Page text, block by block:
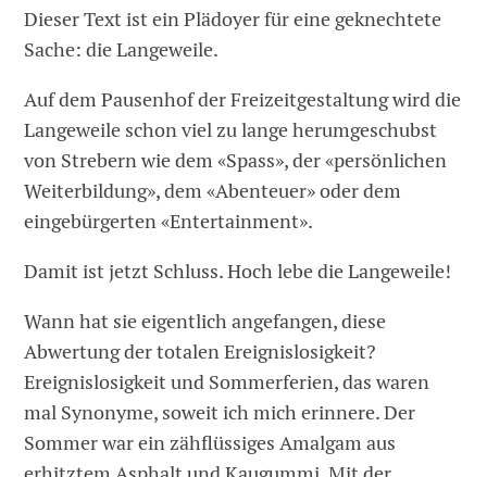
Dieser Text ist ein Plädoyer für eine geknechtete
Sache: die Langeweile.
Auf dem Pausenhof der Freizeitgestaltung wird die
Langeweile schon viel zu lange herumgeschubst
von Strebern wie dem «Spass», der «persönlichen
Weiterbildung», dem «Abenteuer» oder dem
eingebürgerten «Entertainment».
Damit ist jetzt Schluss. Hoch lebe die Langeweile!
Wann hat sie eigentlich angefangen, diese
Abwertung der totalen Ereignislosigkeit?
Ereignislosigkeit und Sommerferien, das waren
mal Synonyme, soweit ich mich erinnere. Der
Sommer war ein zähflüssiges Amalgam aus